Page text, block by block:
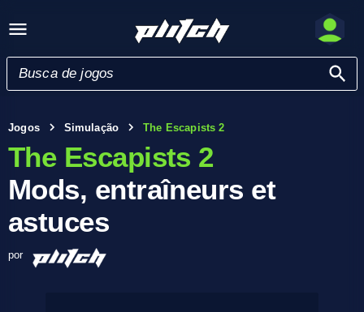
Jogos Simulação The Escapists 2
The Escapists 2
Mods, entraîneurs et
astuces
por